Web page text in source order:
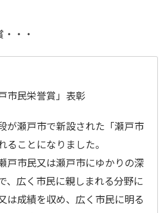
・・
市民栄誉賞」表彰
が瀬戸市で新設された「瀬戸市
ることになりました。
戸市民又は瀬戸市にゆかりの深
、広く市民に親しまれる分野に
は成績を収め、広く市民に明る